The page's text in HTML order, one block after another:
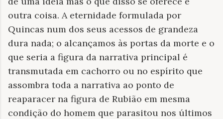
outra coisa. A eternidade formulada por
Quincas num dos seus acessos de grandeza
dura nada; o alcançamos às portas da morte e o
que seria a figura da narrativa principal é
transmutada em cachorro ou no espírito que
assombra toda a narrativa ao ponto de
reaparacer na figura de Rubião em mesma
condição do homem que parasitou nos últimos